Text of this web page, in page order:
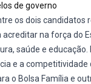
de governo
os dois candidatos
acreditar na força do
saúde e
e a
o Bolsa Família e